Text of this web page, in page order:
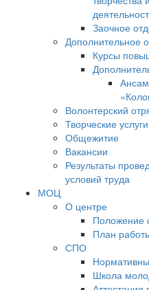
Заочное
Дополнительное
Курсы
Волонтерский
Творческие
Общежитие
Вакансии
Результаты
условий труда
МОЦ
О центре
План
СПО
Школа